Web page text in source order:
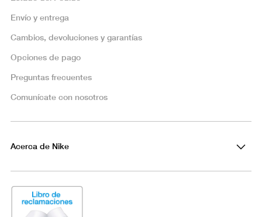
Envío y entrega
Cambios, devoluciones y garantías
Opciones de pago
Preguntas frecuentes
Comunícate con nosotros
Acerca de Nike